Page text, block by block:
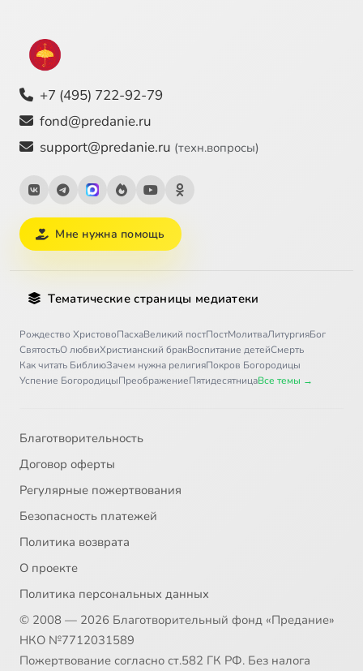
+7 (495) 722-92-79
fond@predanie.ru
support@predanie.ru (техн.вопросы)
Мне нужна помощь
Тематические страницы медиатеки
Рождество ХристовоПасхаВеликий постПостМолитваЛитургияБог
СвятостьО любвиХристианский бракВоспитание детейСмерть
Как читать БиблиюЗачем нужна религияПокров Богородицы
Успение БогородицыПреображениеПятидесятницаВсе темы →
Благотворительность
Договор оферты
Регулярные пожертвования
Безопасность платежей
Политика возврата
О проекте
Политика персональных данных
© 2008 — 2026 Благотворительный фонд «Предание»
НКО №7712031589
Пожертвование согласно ст.582 ГК РФ. Без налога